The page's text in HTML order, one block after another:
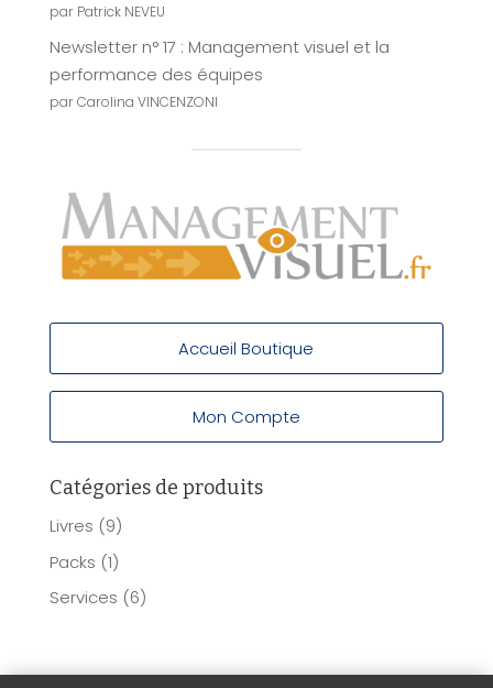
par Patrick NEVEU
Newsletter n° 17 : Management visuel et la
performance des équipes
par Carolina VINCENZONI
Accueil Boutique
Mon Compte
Catégories de produits
Livres (9)
Packs (1)
Services (6)